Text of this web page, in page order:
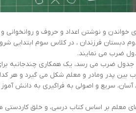
و يادگيری خواندن و نوشتن اعداد و حروف و روانخوانی و
دبستان فرزندان ، در کلاس سوم ابتدایی
ضرب می نمایند.
ضرب می رسد، یک همکاری چندجانبه
پدر ومادر و معلم شکل می گیرد و هر
سریع و اصولی به فراگیری به دانش آموز
معلم بر اساس کتاب درسی، و خلق کاردستی